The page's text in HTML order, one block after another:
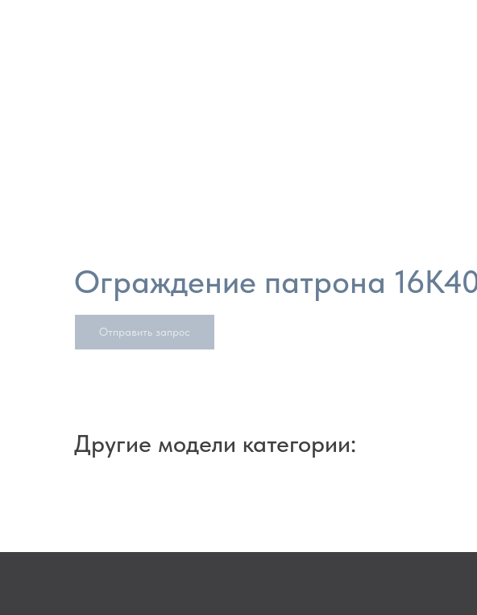
Ограждение патрона
Отправить запрос
Другие модели категории: